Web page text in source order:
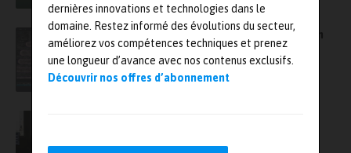
dernières innovations et technologies dans le
domaine. Restez informé des évolutions du secteur,
améliorez vos compétences techniques et prenez
une longueur d’avance avec nos contenus exclusifs.
Découvrir nos offres d’abonnement
Semi-conducteurs : Siemens fait l’acquisition
de Canopus AI pour introduire la métrologie
basée sur l’IA
entre Pollen et le LNE